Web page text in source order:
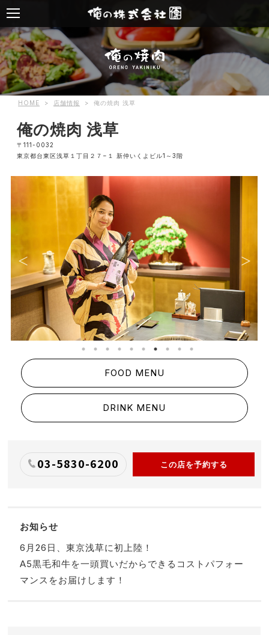
HOME > 店舗情報 > 俺の焼肉 浅草
俺の焼肉 浅草
〒111-0032
東京都台東区浅草１丁目２７−１ 新仲いくよビル1～3階
FOOD MENU
DRINK MENU
03-5830-6200 この店を予約する
お知らせ
6月26日、東京浅草に初上陸！
A5黒毛和牛を一頭買いだからできるコストパフォー
マンスをお届けします！